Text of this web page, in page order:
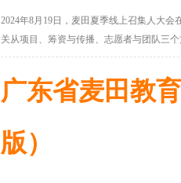
2024年8月19日，麦田夏季线上召集人大
关从项目、筹资与传播、志愿者与团队三
广东省麦田教
版）